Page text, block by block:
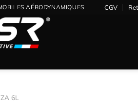
AÉRODYNAMIQUES CGV
6L